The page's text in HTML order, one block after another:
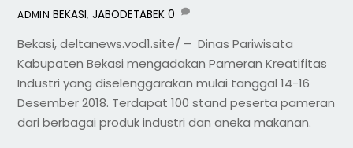
ADMIN BEKASI,JABODETABEK 0
Bekasi, deltanews.vod1.site/ – Dinas Pariwisata
Kabupaten Bekasi mengadakan Pameran Kreatifitas
Industri yang diselenggarakan mulai tanggal 14-16
Desember 2018. Terdapat 100 stand peserta pameran
dari berbagai produk industri dan aneka makanan.